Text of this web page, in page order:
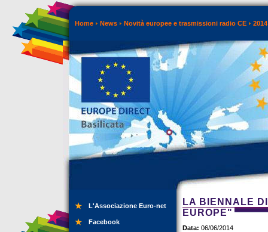
Home News Novità europee e trasmissioni radio CE 2014
L'Associazione Euro-net
Facebook
LA BIENNALE
EUROPE"
Data: 06/06/2014